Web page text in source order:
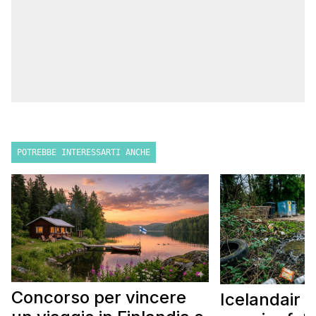
POTREBBE INTERESSARTI ANCHE
Concorso per vincere
Icelandair